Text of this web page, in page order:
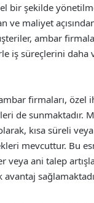
bir şekilde
ve maliyet
ambar
iş süreçlerini daha
firmaları, özel
de sunmaktadır.
kısa süreli
mevcuttur. Bu
veya ani talep